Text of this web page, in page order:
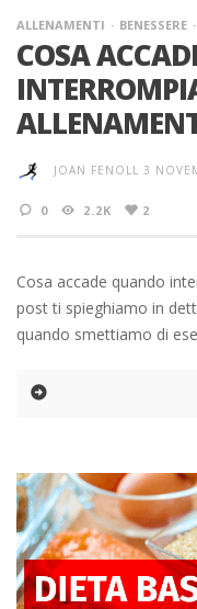
ALLENAMENTI BENESSERE
COSA
JOAN FENOLL 3
0 2.2K 2
Cosa accade quando
post ti spieghiamo in
quando smettiamo di